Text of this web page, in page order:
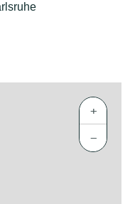
+
−